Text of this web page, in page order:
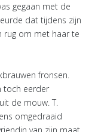
gegaan met de
dat tijdens zijn
rug om met haar te
fronsen.
toch eerder
de mouw. T.
omgedraaid